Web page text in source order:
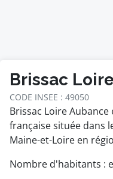
Brissac
CODE INSEE : 49050
Brissac Loire
française située dans
Maine-et-Loire en
Nombre d'habitants :